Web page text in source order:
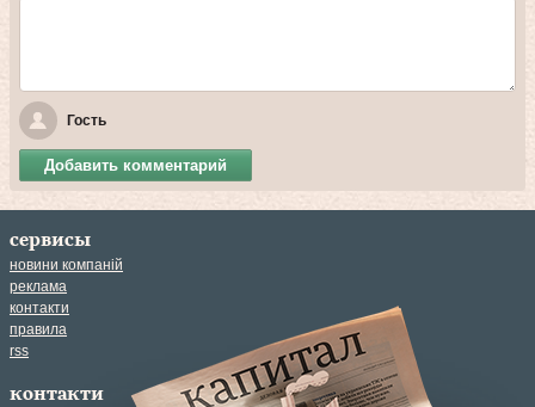
Гость
Добавить комментарий
сервисы
новини компаній
реклама
контакти
правила
rss
контакти